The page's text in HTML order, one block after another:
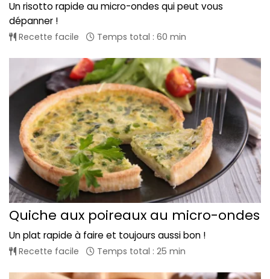
Un risotto rapide au micro-ondes qui peut vous
dépanner !
Recette facile Temps total : 60 min
Quiche aux poireaux au micro-ondes
Un plat rapide à faire et toujours aussi bon !
Recette facile Temps total : 25 min